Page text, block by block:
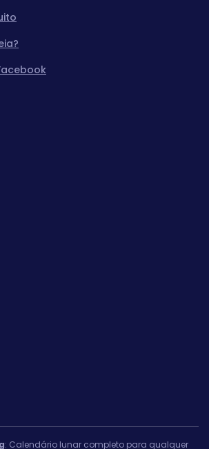
: Calendário lunar completo para qualquer